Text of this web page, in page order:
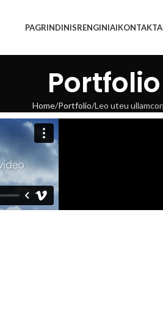
PAGRINDINISRENGINIAI
Portfolio
Home Portfolio Leo uteu